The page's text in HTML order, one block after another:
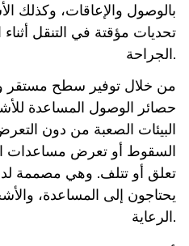
بالوصول والإعاقات، وكذلك
تحديات مؤقتة في التنقل
الجراحة.
من خلال توفير سطح مستقر
حصائر الوصول المساعدة
البيئات الصعبة من دون
السقوط أو تعرض مساعدات
تعلق أو تتلف. وهي مصممة
يحتاجون إلى المساعدة،
الرعاية.